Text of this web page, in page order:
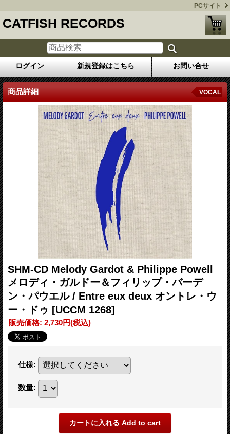
PCサイト
CATFISH RECORDS
ログイン 新規登録はこちら お問い合せ
商品詳細 VOCAL
SHM-CD Melody Gardot & Philippe Powell
メロディ・ガルドー＆フィリップ・バーデ
ン・パウエル / Entre eux deux オントレ・ウ
ー・ドゥ [UCCM 1268]
販売価格: 2,730円(税込)
仕様:
数量: